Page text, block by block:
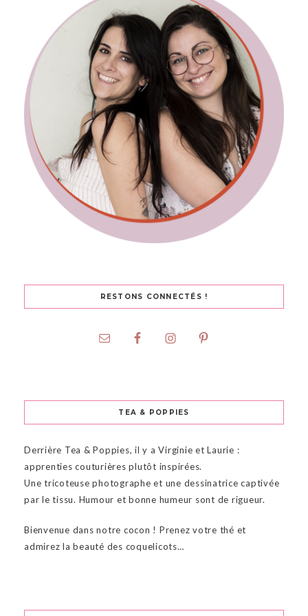
RESTONS CONNECTÉS !
TEA & POPPIES
Derrière Tea & Poppies, il y a Virginie et Laurie :
apprenties couturières plutôt inspirées.
Une tricoteuse photographe et une dessinatrice captivée
par le tissu. Humour et bonne humeur sont de rigueur.
Bienvenue dans notre cocon ! Prenez votre thé et
admirez la beauté des coquelicots…